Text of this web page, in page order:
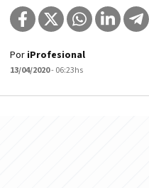
Por iProfesional
13/04/2020- 06:23hs